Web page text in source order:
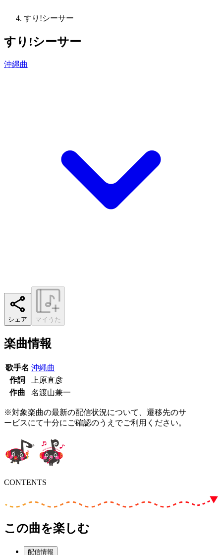
すり!シーサー
すり!シーサー
沖縄曲
シェア マイうた
楽曲情報
歌手名 沖縄曲
作詞
上原直彦
作曲
名渡山兼一
※対象楽曲の最新の配信状況について、遷移先のサ
ービスにて十分にご確認のうえでご利用ください。
CONTENTS
この曲を楽しむ
配信情報